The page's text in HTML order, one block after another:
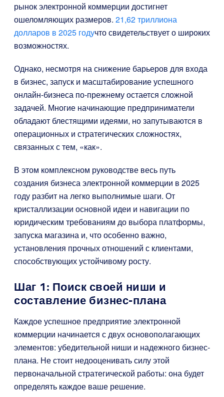
рынок электронной коммерции достигнет
ошеломляющих размеров. 21,62 триллиона
долларов в 2025 годучто свидетельствует о широких
возможностях.
Однако, несмотря на снижение барьеров для входа
в бизнес, запуск и масштабирование успешного
онлайн-бизнеса по-прежнему остается сложной
задачей. Многие начинающие предприниматели
обладают блестящими идеями, но запутываются в
операционных и стратегических сложностях,
связанных с тем, «как».
В этом комплексном руководстве весь путь
создания бизнеса электронной коммерции в 2025
году разбит на легко выполнимые шаги. От
кристаллизации основной идеи и навигации по
юридическим требованиям до выбора платформы,
запуска магазина и, что особенно важно,
установления прочных отношений с клиентами,
способствующих устойчивому росту.
Шаг 1: Поиск своей ниши и
составление бизнес-плана
Каждое успешное предприятие электронной
коммерции начинается с двух основополагающих
элементов: убедительной ниши и надежного бизнес-
плана. Не стоит недооценивать силу этой
первоначальной стратегической работы: она будет
определять каждое ваше решение.